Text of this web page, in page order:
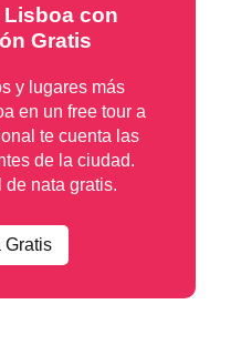
Lisboa con
Gratis
y lugares más
en un free tour a
te cuenta las
de la ciudad.
de nata gratis.
Gratis